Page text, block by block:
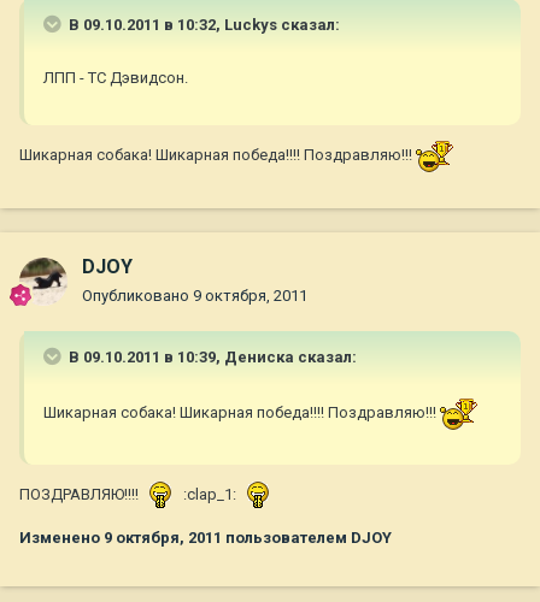
В 09.10.2011 в 10:32, Luckys сказал:
ЛПП - ТС Дэвидсон.
Шикарная собака! Шикарная победа!!!! Поздравляю!!!
DJOY
Опубликовано 9 октября, 2011
В 09.10.2011 в 10:39, Дениска сказал:
Шикарная собака! Шикарная победа!!!! Поздравляю!!!
ПОЗДРАВЛЯЮ!!!! :clap_1:
Изменено 9 октября, 2011 пользователем DJOY